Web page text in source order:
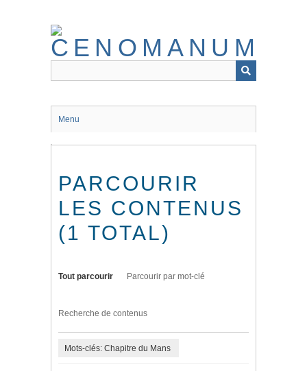
Menu
PARCOURIR
LES CONTENUS
(1 TOTAL)
Tout parcourir Parcourir par mot-clé
Recherche de contenus
Mots-clés: Chapitre du Mans